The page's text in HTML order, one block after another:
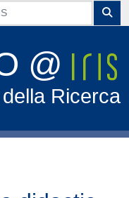
@
Ricerca